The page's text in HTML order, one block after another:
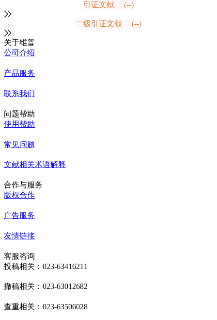
引证文献 (--)
二级引证文献 (--)
关于维普
公司介绍
产品服务
联系我们
问题帮助
使用帮助
常见问题
文献相关术语解释
合作与服务
版权合作
广告服务
友情链接
客服咨询
投稿相关：023-63416211
撤稿相关：023-63012682
查重相关：023-63506028